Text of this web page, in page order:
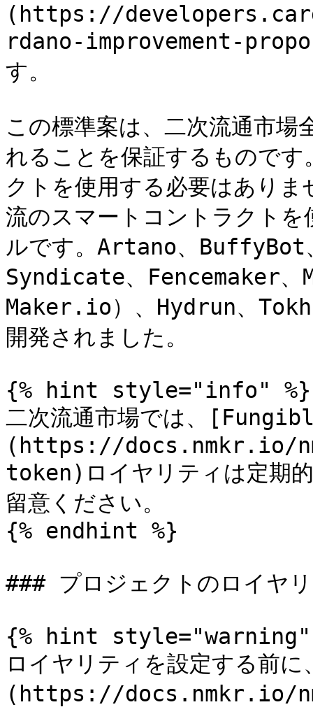
(https://
rdano-improvement-
す。
この標準案は、二次流通市
れることを保証するもので
クトを使用する必要はあり
流のスマートコントラクト
ルです。Artano、
Syndicate、Fencemaker、
Maker.io）、Hydrun、
開発されました。
{% hint style="info" %}
二次流通市場では、
(https://docs.nmkr.io/
token)ロイヤリティは定期
留意ください。
{% endhint %}
### プロジェクトのロイヤ
{% hint style="warning"
ロイヤリティを設定する前
(https://docs.nmkr.io/